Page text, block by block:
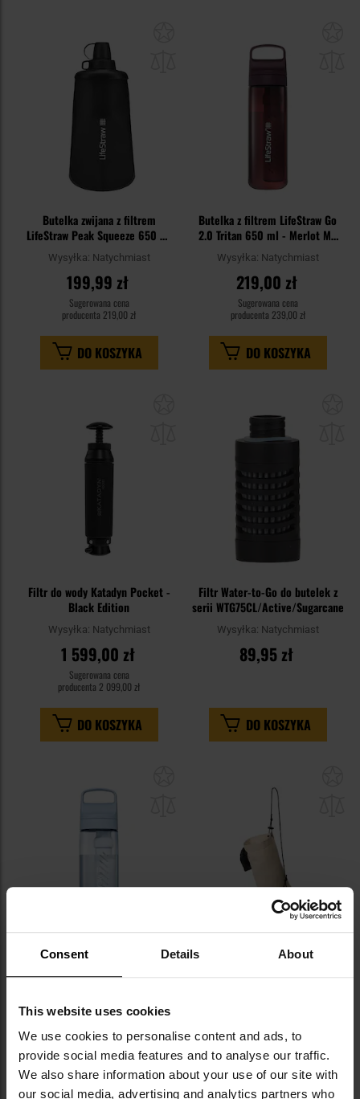
Consent Details About
This website uses cookies
We use cookies to personalise content and ads, to
provide social media features and to analyse our traffic.
We also share information about your use of our site with
our social media, advertising and analytics partners who
Butelka zwijana z filtrem
LifeStraw Peak Squeeze 650 ml
- Dark Gray
Wysyłka: Natychmiast
199,99 zł
Sugerowana cena
producenta 219,00 zł
DO KOSZYKA
Butelka z filtrem LifeStraw Go
2.0 Tritan 650 ml - Merlot Me
Away
Wysyłka: Natychmiast
219,00 zł
Sugerowana cena
producenta 239,00 zł
DO KOSZYKA
Filtr do wody Katadyn Pocket -
Black Edition
Wysyłka: Natychmiast
1 599,00 zł
Sugerowana cena
producenta 2 099,00 zł
DO KOSZYKA
Filtr Water-to-Go do butelek z
serii WTG75CL/Active/Sugarcane
Wysyłka: Natychmiast
89,95 zł
DO KOSZYKA
Butelka z filtrem LifeStraw Go
2.0 Tritan 650 ml - Icelandic
219,00 zł
Sugerowana cena
producenta239,00 zł
Filtr do wody Helikon-Tex
49,95 zł